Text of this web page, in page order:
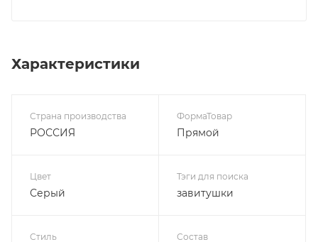
Характеристики
Страна производства
РОССИЯ
ФормаТовар
Прямой
Цвет
Серый
Тэги для поиска
завитушки
Стиль Состав